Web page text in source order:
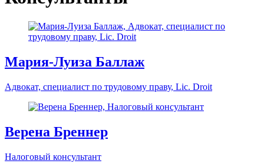
Консультанты
Мария-Луиза Баллаж